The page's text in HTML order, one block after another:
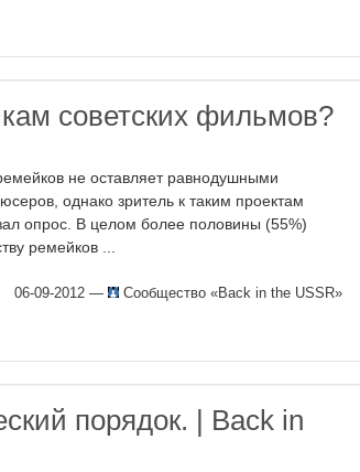
советских фильмов?
не оставляет равнодушными
однако зритель к таким проектам
опрос. В целом более половины (55%)
ремейков ...
06-09-2012 — Сообщество «Back in the USSR»
порядок. | Back in